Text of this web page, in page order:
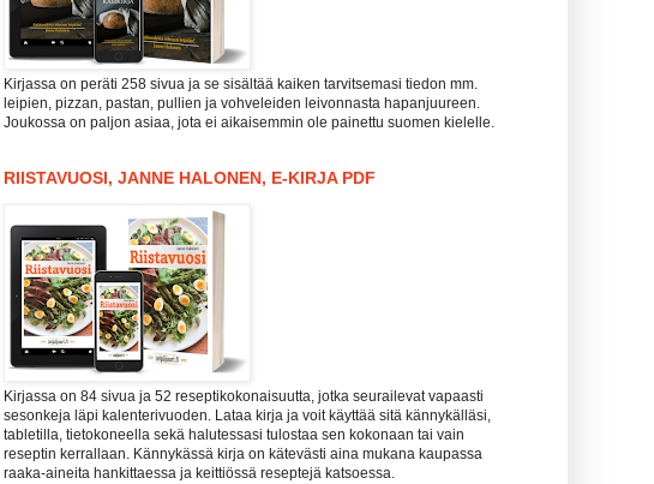
Kirjassa on peräti 258 sivua ja se sisältää kaiken tarvitsemasi tiedon mm.
leipien, pizzan, pastan, pullien ja vohveleiden leivonnasta hapanjuureen.
Joukossa on paljon asiaa, jota ei aikaisemmin ole painettu suomen kielelle.
RIISTAVUOSI, JANNE HALONEN, E-KIRJA PDF
Kirjassa on 84 sivua ja 52 reseptikokonaisuutta, jotka seurailevat vapaasti
sesonkeja läpi kalenterivuoden. Lataa kirja ja voit käyttää sitä kännykälläsi,
tabletilla, tietokoneella sekä halutessasi tulostaa sen kokonaan tai vain
reseptin kerrallaan. Kännykässä kirja on kätevästi aina mukana kaupassa
raaka-aineita hankittaessa ja keittiössä reseptejä katsoessa.